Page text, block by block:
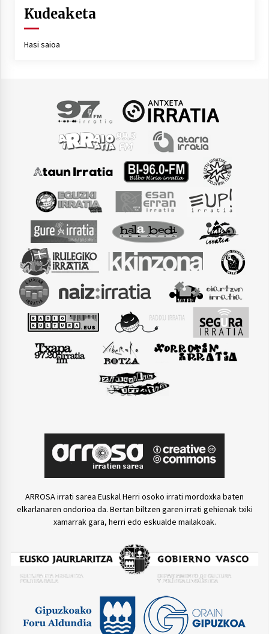
Kudeaketa
Hasi saioa
ARROSA irrati sarea Euskal Herri osoko irrati mordoxka baten
elkarlanaren ondorioa da. Bertan biltzen garen irrati gehienak txiki
xamarrak gara, herri edo eskualde mailakoak.